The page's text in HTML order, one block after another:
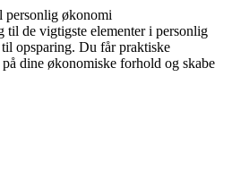
personlig økonomi
til de vigtigste elementer i personlig
opsparing. Du får praktiske
dine økonomiske forhold og skabe